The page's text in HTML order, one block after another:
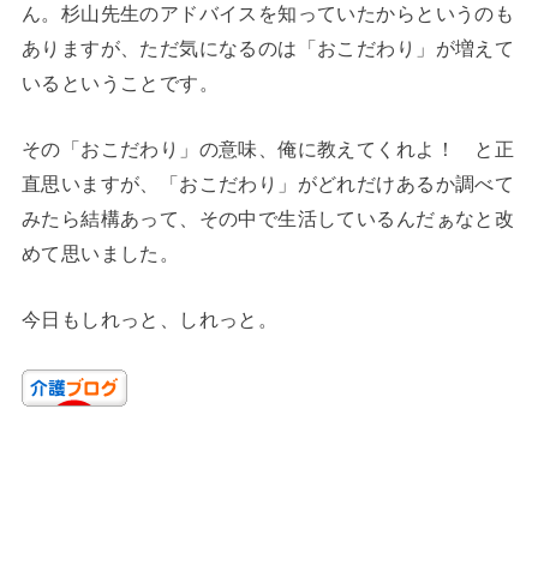
ん。杉山先生のアドバイスを知っていたからというのも
ありますが、ただ気になるのは「おこだわり」が増えて
いるということです。
その「おこだわり」の意味、俺に教えてくれよ！ と正
直思いますが、「おこだわり」がどれだけあるか調べて
みたら結構あって、その中で生活しているんだぁなと改
めて思いました。
今日もしれっと、しれっと。